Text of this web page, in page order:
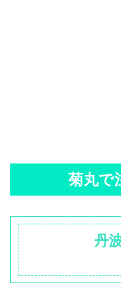
菊丸で
丹